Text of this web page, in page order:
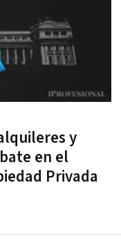
y
en el
Privada